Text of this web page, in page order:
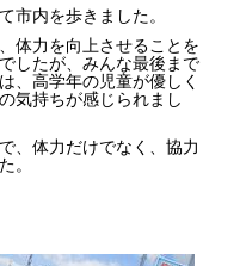
市内を歩きました。
体力を向上させることを
したが、みんな最後まで
、高学年の児童が優しく
気持ちが感じられまし
、体力だけでなく、協力
。